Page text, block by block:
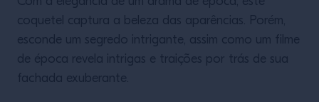
coquetel captura a beleza das aparências. Porém,
esconde um segredo intrigante, assim como um filme
de época revela intrigas e traições por trás de sua
fachada exuberante.